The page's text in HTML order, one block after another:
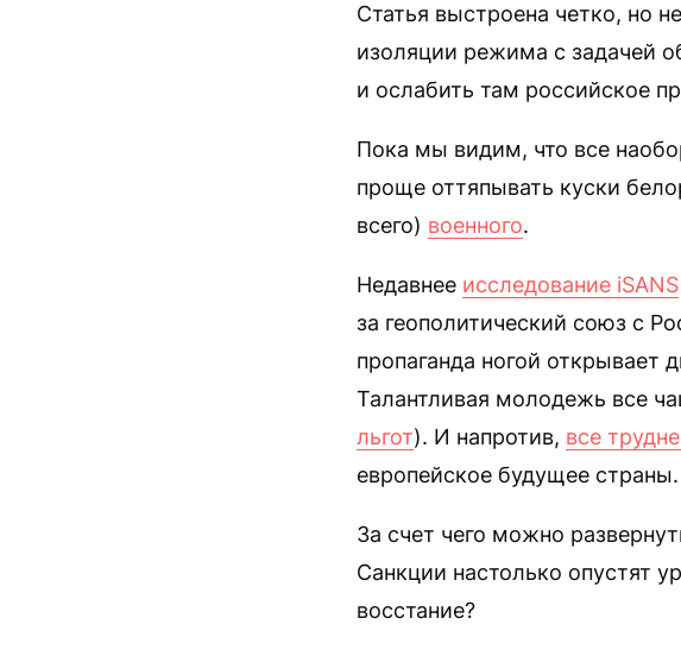
Статья выстроена четко, но
изоляции режима с задачей
и ослабить там российское
Пока мы видим, что все
проще оттяпывать куски
всего) военного.
Недавнее исследование iSANS
за геополитический союз с
пропаганда ногой открывает
Талантливая молодежь все
льгот). И напротив, все
европейское будущее
За счет чего можно
Санкции настолько опустят
восстание?